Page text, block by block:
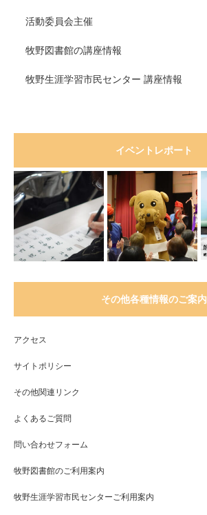
活動委員会主催
牧野図書館の講座情報
牧野生涯学習市民センター 講座情報
イベントレポート
その他各種情報のご案内
アクセス
サイトポリシー
その他関連リンク
よくあるご質問
問い合わせフォーム
牧野図書館のご利用案内
牧野生涯学習市民センターご利用案内